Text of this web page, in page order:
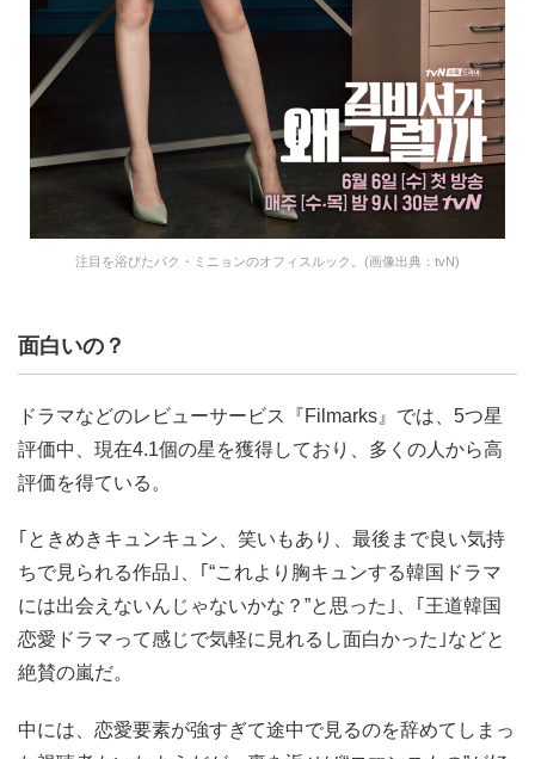
注目を浴びたパク・ミニョンのオフィスルック。(画像出典：tvN)
面白いの？
ドラマなどのレビューサービス『Filmarks』では、5つ星
評価中、現在4.1個の星を獲得しており、多くの人から高
評価を得ている。
｢ときめきキュンキュン、笑いもあり、最後まで良い気持
ちで見られる作品｣、｢“これより胸キュンする韓国ドラマ
には出会えないんじゃないかな？”と思った｣、｢王道韓国
恋愛ドラマって感じで気軽に見れるし面白かった｣などと
絶賛の嵐だ。
中には、恋愛要素が強すぎて途中で見るのを辞めてしまっ